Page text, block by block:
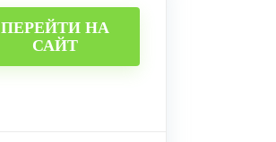
ПЕРЕЙТИ НА
САЙТ